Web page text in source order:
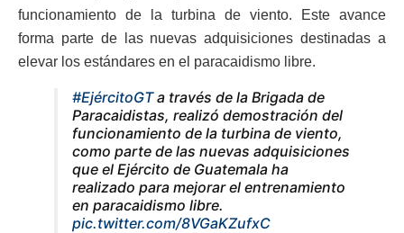
funcionamiento de la turbina de viento. Este avance
forma parte de las nuevas adquisiciones destinadas a
elevar los estándares en el paracaidismo libre.
#EjércitoGTa través de la Brigada de
Paracaidistas, realizó demostración del
funcionamiento de la turbina de viento,
como parte de las nuevas adquisiciones
que el Ejército de Guatemala ha
realizado para mejorar el entrenamiento
en paracaidismo libre.
pic.twitter.com/8VGaKZufxC